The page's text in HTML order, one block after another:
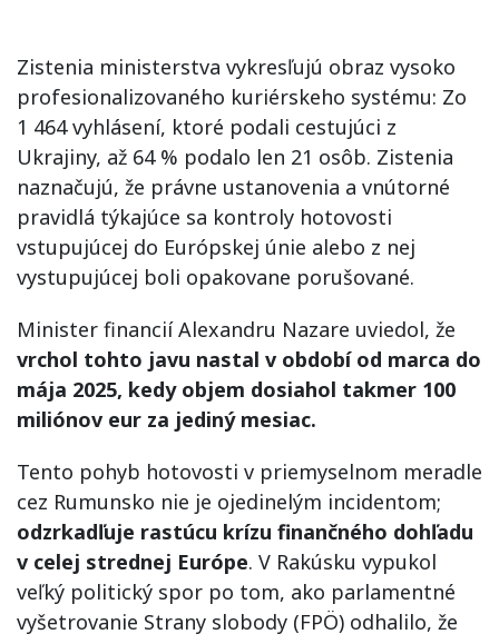
Zistenia ministerstva vykresľujú obraz vysoko
profesionalizovaného kuriérskeho systému: Zo
1 464 vyhlásení, ktoré podali cestujúci z
Ukrajiny, až 64 % podalo len 21 osôb. Zistenia
naznačujú, že právne ustanovenia a vnútorné
pravidlá týkajúce sa kontroly hotovosti
vstupujúcej do Európskej únie alebo z nej
vystupujúcej boli opakovane porušované.
Minister financií Alexandru Nazare uviedol, že
vrchol tohto javu nastal v období od marca do
mája 2025, kedy objem dosiahol takmer 100
miliónov eur za jediný mesiac.
Tento pohyb hotovosti v priemyselnom meradle
cez Rumunsko nie je ojedinelým incidentom;
odzrkadľuje rastúcu krízu finančného dohľadu
v celej strednej Európe. V Rakúsku vypukol
veľký politický spor po tom, ako parlamentné
vyšetrovanie Strany slobody (FPÖ) odhalilo, že